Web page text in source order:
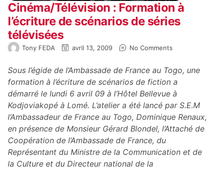
Cinéma/Télévision : Formation à
l’écriture de scénarios de séries
télévisées
Tony FEDA avril 13, 2009 No Comments
Sous l’égide de l’Ambassade de France au Togo, une
formation à l’écriture de scénarios de fiction a
démarré le lundi 6 avril 09 à l’Hôtel Bellevue à
Kodjoviakopé à Lomé. L’atelier a été lancé par S.E.M
l’Ambassadeur de France au Togo, Dominique Renaux,
en présence de Monsieur Gérard Blondel, l’Attaché de
Coopération de l’Ambassade de France, du
Représentant du Ministre de la Communication et de
la Culture et du Directeur national de la